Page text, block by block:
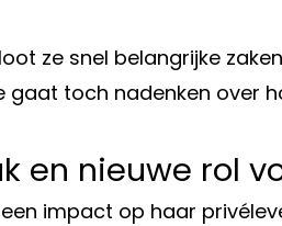
ze snel belangrijke
gaat toch nadenken over
en nieuwe rol
impact op haar